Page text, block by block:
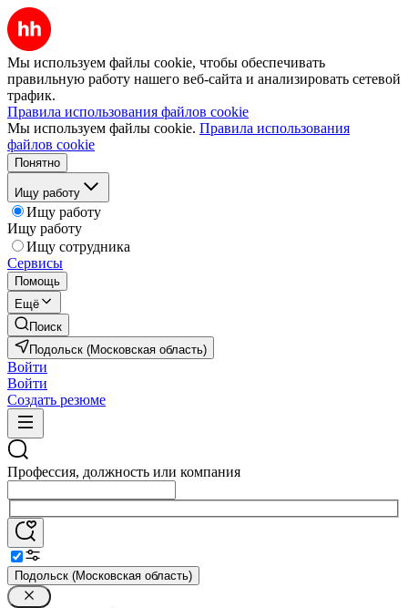
Мы используем файлы cookie, чтобы обеспечивать
правильную работу нашего веб-сайта и анализировать сетевой
трафик.
Правила использования файлов cookie
Мы используем файлы cookie. Правила использования
файлов cookie
Понятно
Ищу работу
Ищу работу
Ищу работу
Ищу сотрудника
Сервисы
Помощь
Ещё
Поиск
Подольск (Московская область)
Войти
Войти
Создать резюме
Профессия, должность или компания
Подольск (Московская область)